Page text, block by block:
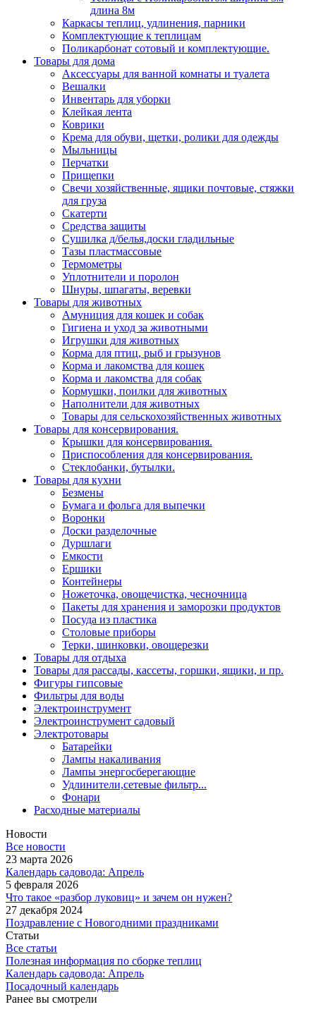
длина 8м
Каркасы теплиц, удлинения, парники
Комплектующие к теплицам
Поликарбонат сотовый и комплектующие.
Товары для дома
Аксессуары для ванной комнаты и туалета
Вешалки
Инвентарь для уборки
Клейкая лента
Коврики
Крема для обуви, щетки, ролики для одежды
Мыльницы
Перчатки
Прищепки
Свечи хозяйственные, ящики почтовые, стяжки
для груза
Скатерти
Средства защиты
Сушилка д/белья,доски гладильные
Тазы пластмассовые
Термометры
Уплотнители и поролон
Шнуры, шпагаты, веревки
Товары для животных
Амуниция для кошек и собак
Гигиена и уход за животными
Игрушки для животных
Корма для птиц, рыб и грызунов
Корма и лакомства для кошек
Корма и лакомства для собак
Кормушки, поилки для животных
Наполнители для животных
Товары для сельскохозяйственных животных
Товары для консервирования.
Крышки для консервирования.
Приспособления для консервирования.
Стеклобанки, бутылки.
Товары для кухни
Безмены
Бумага и фольга для выпечки
Воронки
Доски разделочные
Дуршлаги
Емкости
Ершики
Контейнеры
Ножеточка, овощечистка, чесночница
Пакеты для хранения и заморозки продуктов
Посуда из пластика
Столовые приборы
Терки, шинковки, овощерезки
Товары для отдыха
Товары для рассады, кассеты, горшки, ящики, и пр.
Фигуры гипсовые
Фильтры для воды
Электроинструмент
Электроинструмент садовый
Электротовары
Батарейки
Лампы накаливания
Лампы энергосберегающие
Удлинители,сетевые фильтр...
Фонари
Расходные материалы
Новости
Все новости
23 марта 2026
Календарь садовода: Апрель
5 февраля 2026
Что такое «разбор луковиц» и зачем он нужен?
27 декабря 2024
Поздравление с Новогодними праздниками
Статьи
Все статьи
Полезная информация по сборке теплиц
Календарь садовода: Апрель
Посадочный календарь
Ранее вы смотрели